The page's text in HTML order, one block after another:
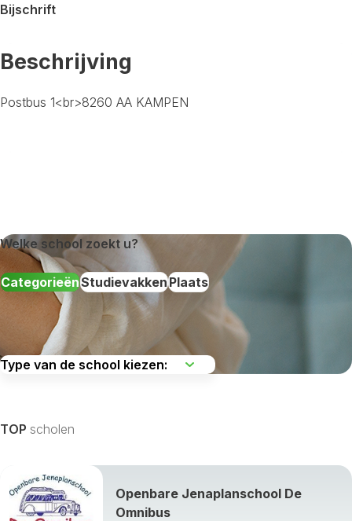
Bijschrift
Beschrijving
Postbus 1<br>8260 AA KAMPEN
Welke school zoekt u?
CategorieënStudievakkenPlaats
Alle studievakken weergeven »
TOP scholen
Openbare Jenaplanschool De
Omnibus